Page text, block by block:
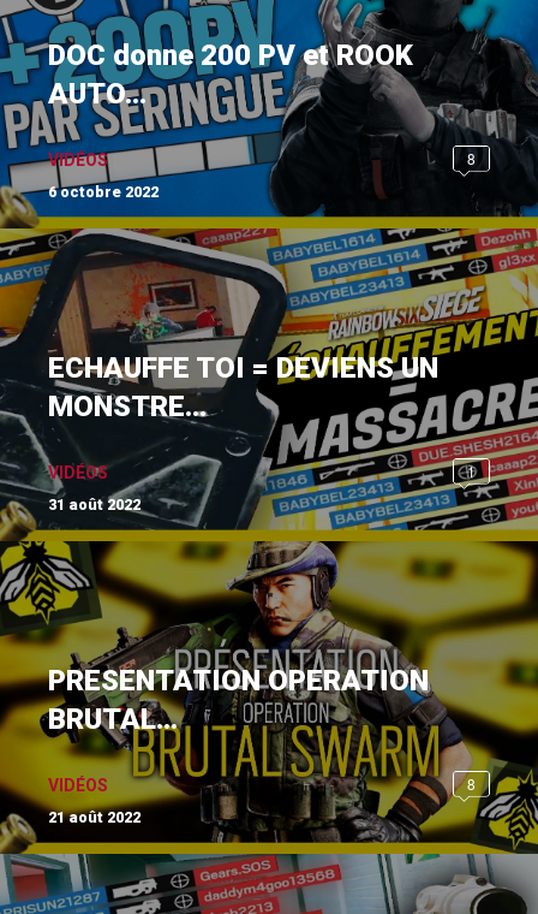
DOC donne 200 PV et ROOK
AUTO...
VIDÉOS 8
6 octobre 2022
ECHAUFFE TOI = DEVIENS UN
MONSTRE...
VIDÉOS 1
31 août 2022
PRESENTATION OPERATION
BRUTAL...
VIDÉOS 8
21 août 2022